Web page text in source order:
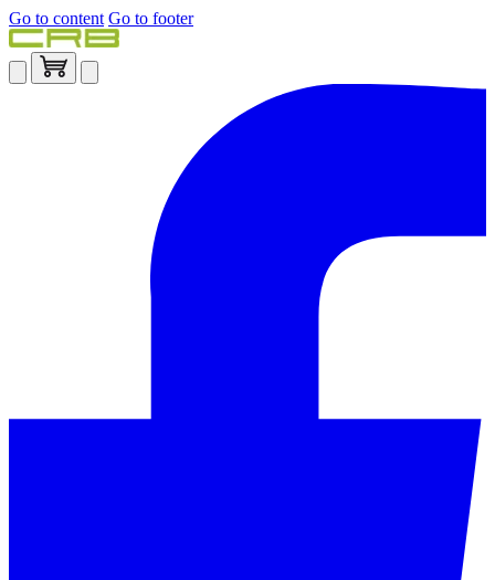
Go to content Go to footer